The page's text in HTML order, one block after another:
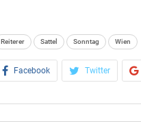
Reiterer Sattel Sonntag Wien
Facebook Twitter